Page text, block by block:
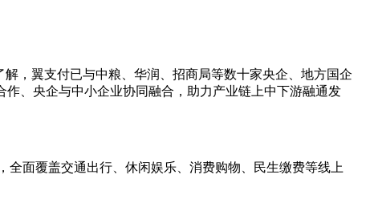
，翼支付已与中粮、华润、招商局等数十家央企、地方国企
、央企与中小企业协同融合，助力产业链上中下游融通发
全面覆盖交通出行、休闲娱乐、消费购物、民生缴费等线上